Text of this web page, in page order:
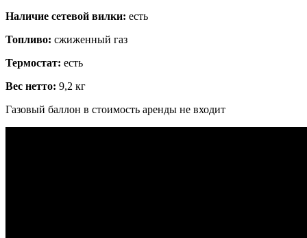
Наличие сетевой вилки: есть
Топливо: сжиженный газ
Термостат: есть
Вес нетто: 9,2 кг
Газовый баллон в стоимость аренды не входит